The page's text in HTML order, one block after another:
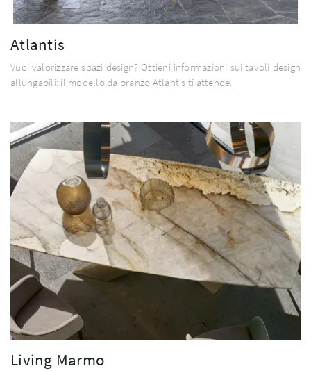
Atlantis
Vuoi valorizzare spazi design? Ottieni informazioni sui tavoli design
allungabili: il modello da pranzo Atlantis ti attende.
Living Marmo